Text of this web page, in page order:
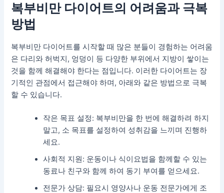
복부비만 다이어트의 어려움과 극복
방법
복부비만 다이어트를 시작할 때 많은 분들이 경험하는 어려움
은 다리와 허벅지, 엉덩이 등 다양한 부위에서 지방이 쌓이는
것을 함께 해결해야 한다는 점입니다. 이러한 다이어트는 장
기적인 관점에서 접근해야 하며, 아래와 같은 방법으로 극복
할 수 있습니다.
작은 목표 설정: 복부비만을 한 번에 해결하려 하지
말고, 소 목표를 설정하여 성취감을 느끼며 진행하
세요.
사회적 지원: 운동이나 식이요법을 함께할 수 있는
동료나 친구와 함께 하여 동기 부여를 얻으세요.
전문가 상담: 필요시 영양사나 운동 전문가에게 조